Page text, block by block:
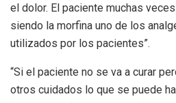
el dolor. El paciente muchas
siendo la morfina uno de los
utilizados por los pacientes”.
“Si el paciente no se va a curar
otros cuidados lo que se puede